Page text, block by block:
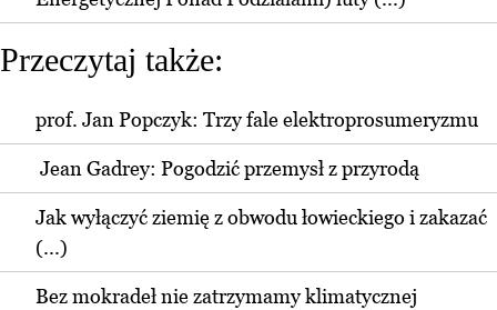
Przeczytaj także:
prof. Jan Popczyk: Trzy fale elektroprosumeryzmu
Jean Gadrey: Pogodzić przemysł z przyrodą
Jak wyłączyć ziemię z obwodu łowieckiego i zakazać
(...)
Bez mokradeł nie zatrzymamy klimatycznej